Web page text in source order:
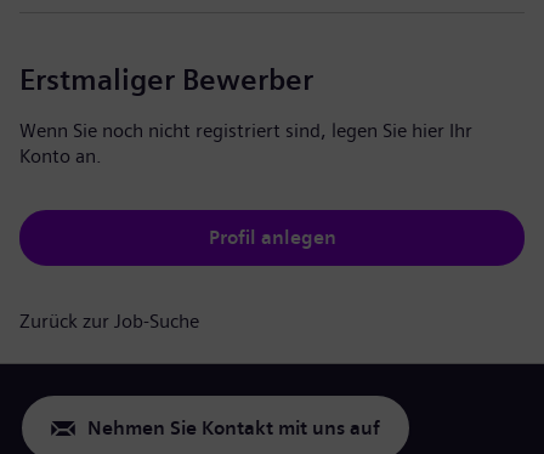
Erstmaliger Bewerber
Wenn Sie noch nicht registriert sind, legen Sie hier Ihr
Konto an.
Profil anlegen
Zurück zur Job-Suche
Nehmen Sie Kontakt mit uns auf